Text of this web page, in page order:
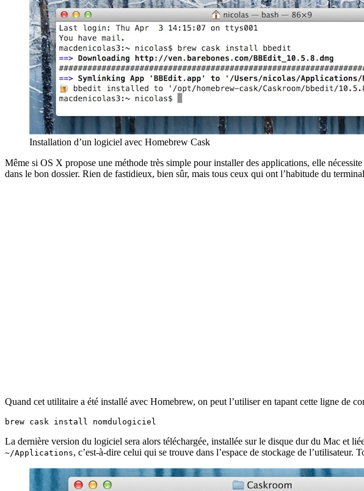
Installation d’un logiciel avec Homebrew Cask
Même si OS X propose une méthode très simple pour installer des applications, elle
dans le bon dossier. Rien de fastidieux, bien sûr, mais tous ceux qui ont l’habitude du
Quand cet utilitaire a été installé avec Homebrew, on peut l’utiliser en tapant cette ligne de
La dernière version du logiciel sera alors téléchargée, installée sur le disque dur du Mac et
~/Applications, c’est-à-dire celui qui se trouve dans l’espace de stockage de